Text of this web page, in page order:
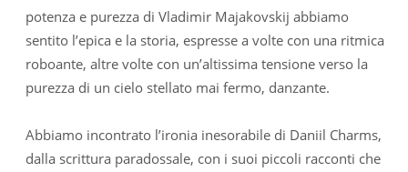
potenza e purezza di Vladimir Majakovskij abbiamo
sentito l’epica e la storia, espresse a volte con una ritmica
roboante, altre volte con un’altissima tensione verso la
purezza di un cielo stellato mai fermo, danzante.
Abbiamo incontrato l’ironia inesorabile di Daniil Charms,
dalla scrittura paradossale, con i suoi piccoli racconti che